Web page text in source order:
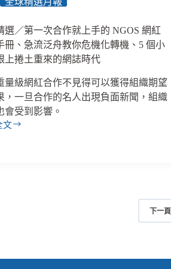
選／第一次合作就上手的 NGOS 網紅
冊、急流泛舟教你危機化轉機、5 個小
上捲土重來的網誌時代
量級網紅合作不見得可以獲得組織期望
，一旦合作的名人出現負面新聞，組織
會受到影響。
文
下一頁